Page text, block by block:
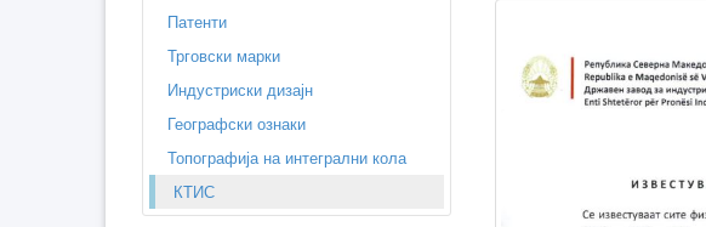
Патенти
Трговски марки
Индустриски дизајн
Географски ознаки
Топографија на интегрални кола
КТИС